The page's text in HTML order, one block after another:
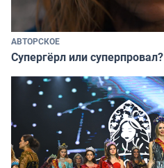
АВТОРСКОЕ
Супергёрл или суперпровал?